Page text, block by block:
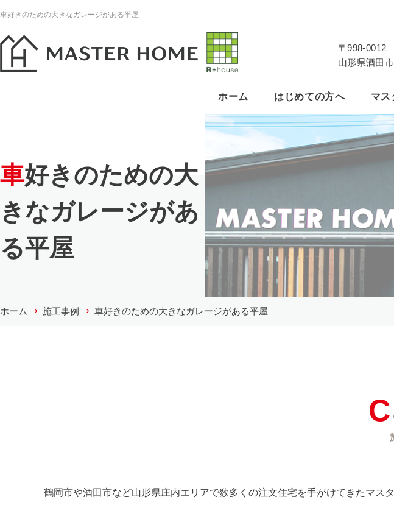
車好きのための大きなガレージがある平屋
〒998-0012
山形県酒田
ホーム はじめての方へ マス
車好きのための大
きなガレージがあ
る平屋
ホーム 施工事例 車好きのための大きなガレージがある平屋
鶴岡市や酒田市など山形県庄内エリアで数多くの注文住宅を手がけてきたマ